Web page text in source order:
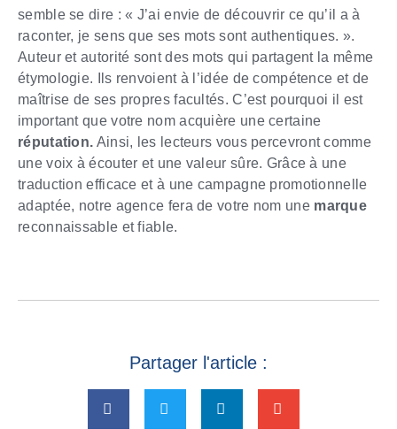
semble se dire : « J’ai envie de découvrir ce qu’il a à
raconter, je sens que ses mots sont authentiques. ».
Auteur et autorité sont des mots qui partagent la même
étymologie. Ils renvoient à l’idée de compétence et de
maîtrise de ses propres facultés. C’est pourquoi il est
important que votre nom acquière une certaine
réputation. Ainsi, les lecteurs vous percevront comme
une voix à écouter et une valeur sûre. Grâce à une
traduction efficace et à une campagne promotionnelle
adaptée, notre agence fera de votre nom une marque
reconnaissable et fiable.
Partager l'article :